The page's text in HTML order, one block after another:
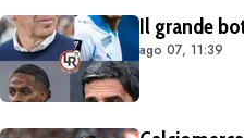
Il grande
ago 07, 11:39